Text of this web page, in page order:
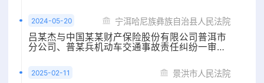
2024-05-20 宁洱哈尼族彝族自治县人民法院
吕某杰与中国某某财产保险股份有限公司普洱市
分公司、普某兵机动车交通事故责任纠纷一审民
2025-02-11 景洪市人民法院